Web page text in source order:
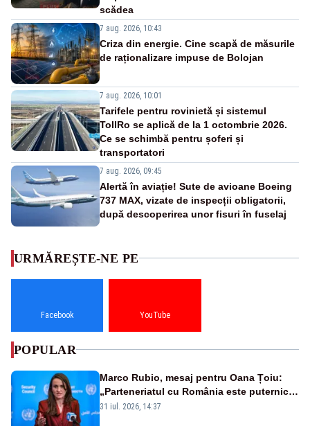
scădea
7 aug. 2026, 10:43
Criza din energie. Cine scapă de măsurile
de raționalizare impuse de Bolojan
7 aug. 2026, 10:01
Tarifele pentru rovinietă și sistemul
TollRo se aplică de la 1 octombrie 2026.
Ce se schimbă pentru șoferi și
transportatori
7 aug. 2026, 09:45
Alertă în aviație! Sute de avioane Boeing
737 MAX, vizate de inspecții obligatorii,
după descoperirea unor fisuri în fuselaj
URMĂREȘTE-NE PE
Facebook YouTube
POPULAR
Marco Rubio, mesaj pentru Oana Țoiu:
„Parteneriatul cu România este puternic
și prețuit”
31 iul. 2026, 14:37